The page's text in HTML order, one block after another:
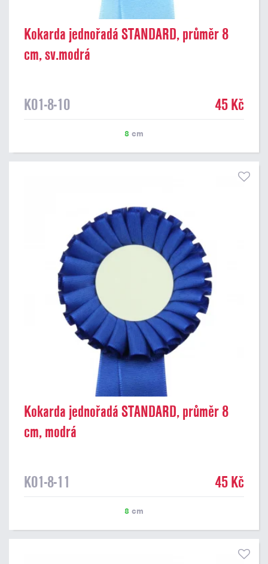
Kokarda jednořadá STANDARD, průměr 8
cm, sv.modrá
K01-8-10 45 Kč
8 cm
Kokarda jednořadá STANDARD, průměr 8
cm, modrá
K01-8-11 45 Kč
8 cm